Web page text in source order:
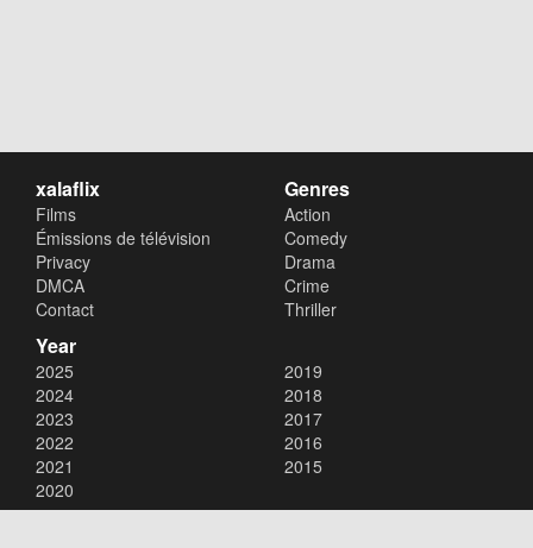
xalaflix
Films
Émissions de télévision
Privacy
DMCA
Contact
Genres
Action
Comedy
Drama
Crime
Thriller
Year
2025
2024
2023
2022
2021
2020
2019
2018
2017
2016
2015